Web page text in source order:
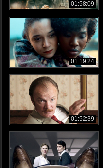
01:58:09
01:19:24
01:52:39